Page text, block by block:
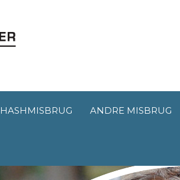
HASHMISBRUG ANDRE MISBRUG